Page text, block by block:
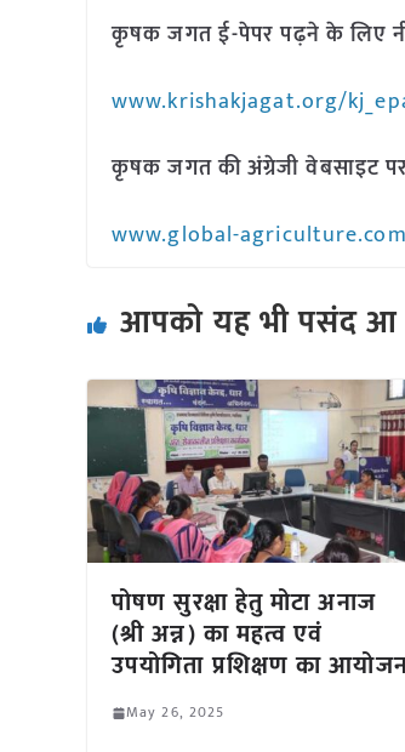
कृषक जगत ई-पेपर पढ़ने के लिए
www.krishakjagat.org/
कृषक जगत की अंग्रेजी वेबसाइट
www.global-agriculture.com
आपको यह भी पसंद आ
पोषण सुरक्षा हेतु मोटा अनाज
(श्री अन्न) का महत्व एवं
उपयोगिता प्रशिक्षण का
May 26, 2025